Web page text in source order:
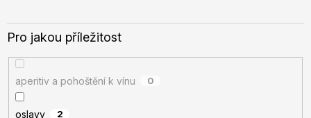
Pro jakou příležitost
aperitiv a pohoštění k vínu 0
oslavy 2